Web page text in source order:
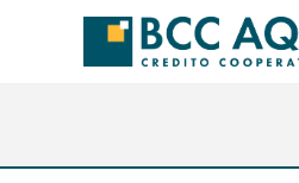
Salta al contenuto principale